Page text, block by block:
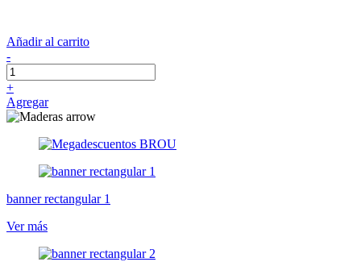
Añadir al carrito
-
+
Agregar
banner rectangular 1
Ver más